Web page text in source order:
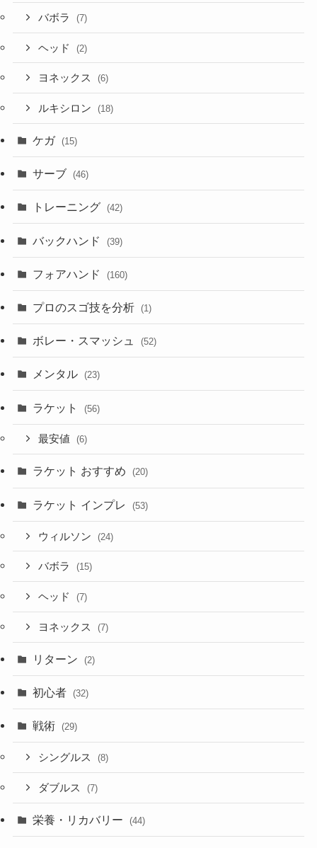
バボラ (7)
ヘッド (2)
ヨネックス (6)
ルキシロン (18)
ケガ (15)
サーブ (46)
トレーニング (42)
バックハンド (39)
フォアハンド (160)
プロのスゴ技を分析 (1)
ボレー・スマッシュ (52)
メンタル (23)
ラケット (56)
最安値 (6)
ラケット おすすめ (20)
ラケット インプレ (53)
ウィルソン (24)
バボラ (15)
ヘッド (7)
ヨネックス (7)
リターン (2)
初心者 (32)
戦術 (29)
シングルス (8)
ダブルス (7)
栄養・リカバリー (44)